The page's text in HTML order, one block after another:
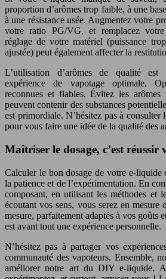
proportion d’arômes trop faible, à une
à une résistance usée. Augmentez votre
votre ratio PG/VG, et remplacez
réglage de votre matériel (puissance
ajustée) peut également affecter la
L’utilisation d’arômes de qualité est
expérience de vapotage optimale.
reconnues et fiables. Évitez les
peuvent contenir des substances
est primordiale. N’hésitez pas à consulter
pour vous faire une idée de la qualité des
Maîtriser le dosage, c’est réussir
Calculer le bon dosage de votre e-liquide
la patience et de l’expérimentation. En
composant, en utilisant les méthodes et
écoutant vos sens, vous serez en mesure
mesure, parfaitement adaptés à vos goûts
est avant tout une expérience personnelle.
N’hésitez pas à partager vos
communauté des vapoteurs. Ensemble,
améliorer notre art du DIY e-liquide.